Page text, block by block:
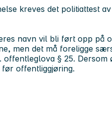
kreves det politiattest
navn vil bli ført opp på
men det må foreligge
offentleglova § 25.
offentliggjøring.